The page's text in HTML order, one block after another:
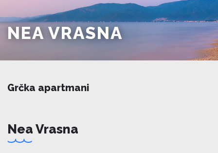
NEA VRASNA
Grčka apartmani
Nea Vrasna